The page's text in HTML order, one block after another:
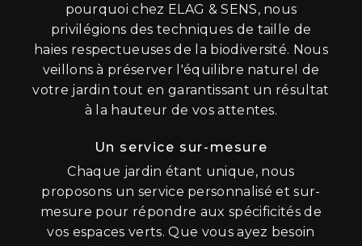
pourquoi chez ELAG & SENS, nous
privilégions des techniques de taille de
haies respectueuses de la biodiversité. Nous
veillons à préserver l'équilibre naturel de
votre jardin tout en garantissant un résultat
à la hauteur de vos attentes.
Un service sur-mesure
Chaque jardin étant unique, nous
proposons un service personnalisé et sur-
mesure pour répondre aux spécificités de
vos espaces verts. Que vous ayez besoin